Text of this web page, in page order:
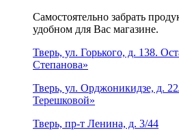
Самостоятельно забрать
удобном для Вас магазине.
Тверь, ул. Горького, д. 138.
Степанова»
Тверь, ул. Орджоникидзе, д.
Терешковой»
Тверь, пр-т Ленина, д. 3/44